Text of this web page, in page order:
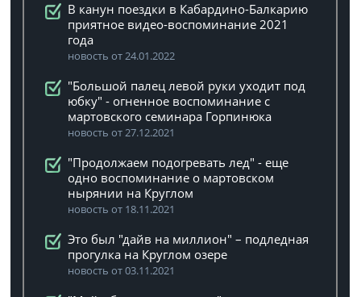
В канун поездки в Кабардино-Балкарию
приятное видео-воспоминание 2021
года
новость от 24.01.2022
"Большой палец левой руки уходит под
юбку" - огненное воспоминание с
мартовского семинара Горпинюка
новость от 27.12.2021
"Продолжаем подогревать лед" - еще
одно воспоминание о мартовском
нырянии на Круглом
новость от 18.11.2021
Это был "дайв на миллион" – подледная
прогулка на Круглом озере
новость от 03.11.2021